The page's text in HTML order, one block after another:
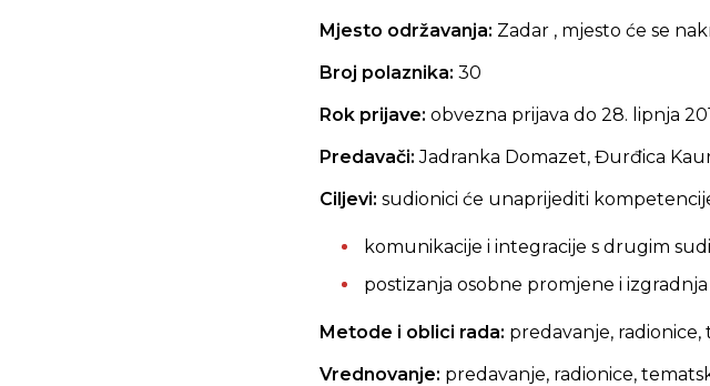
Mjesto održavanja: Zadar , mjesto će se
Broj polaznika: 30
Rok prijave: obvezna prijava do ­­­­­­­­­­­­­­­­28. lipnja
Predavači:Jadranka Domazet, Đurđica
Ciljevi: sudionici će unaprijediti
komunikacije i integracije s drugim
postizanja osobne promjene i
Metode i oblici rada: predavanje, radionice,
Vrednovanje: predavanje, radionice,